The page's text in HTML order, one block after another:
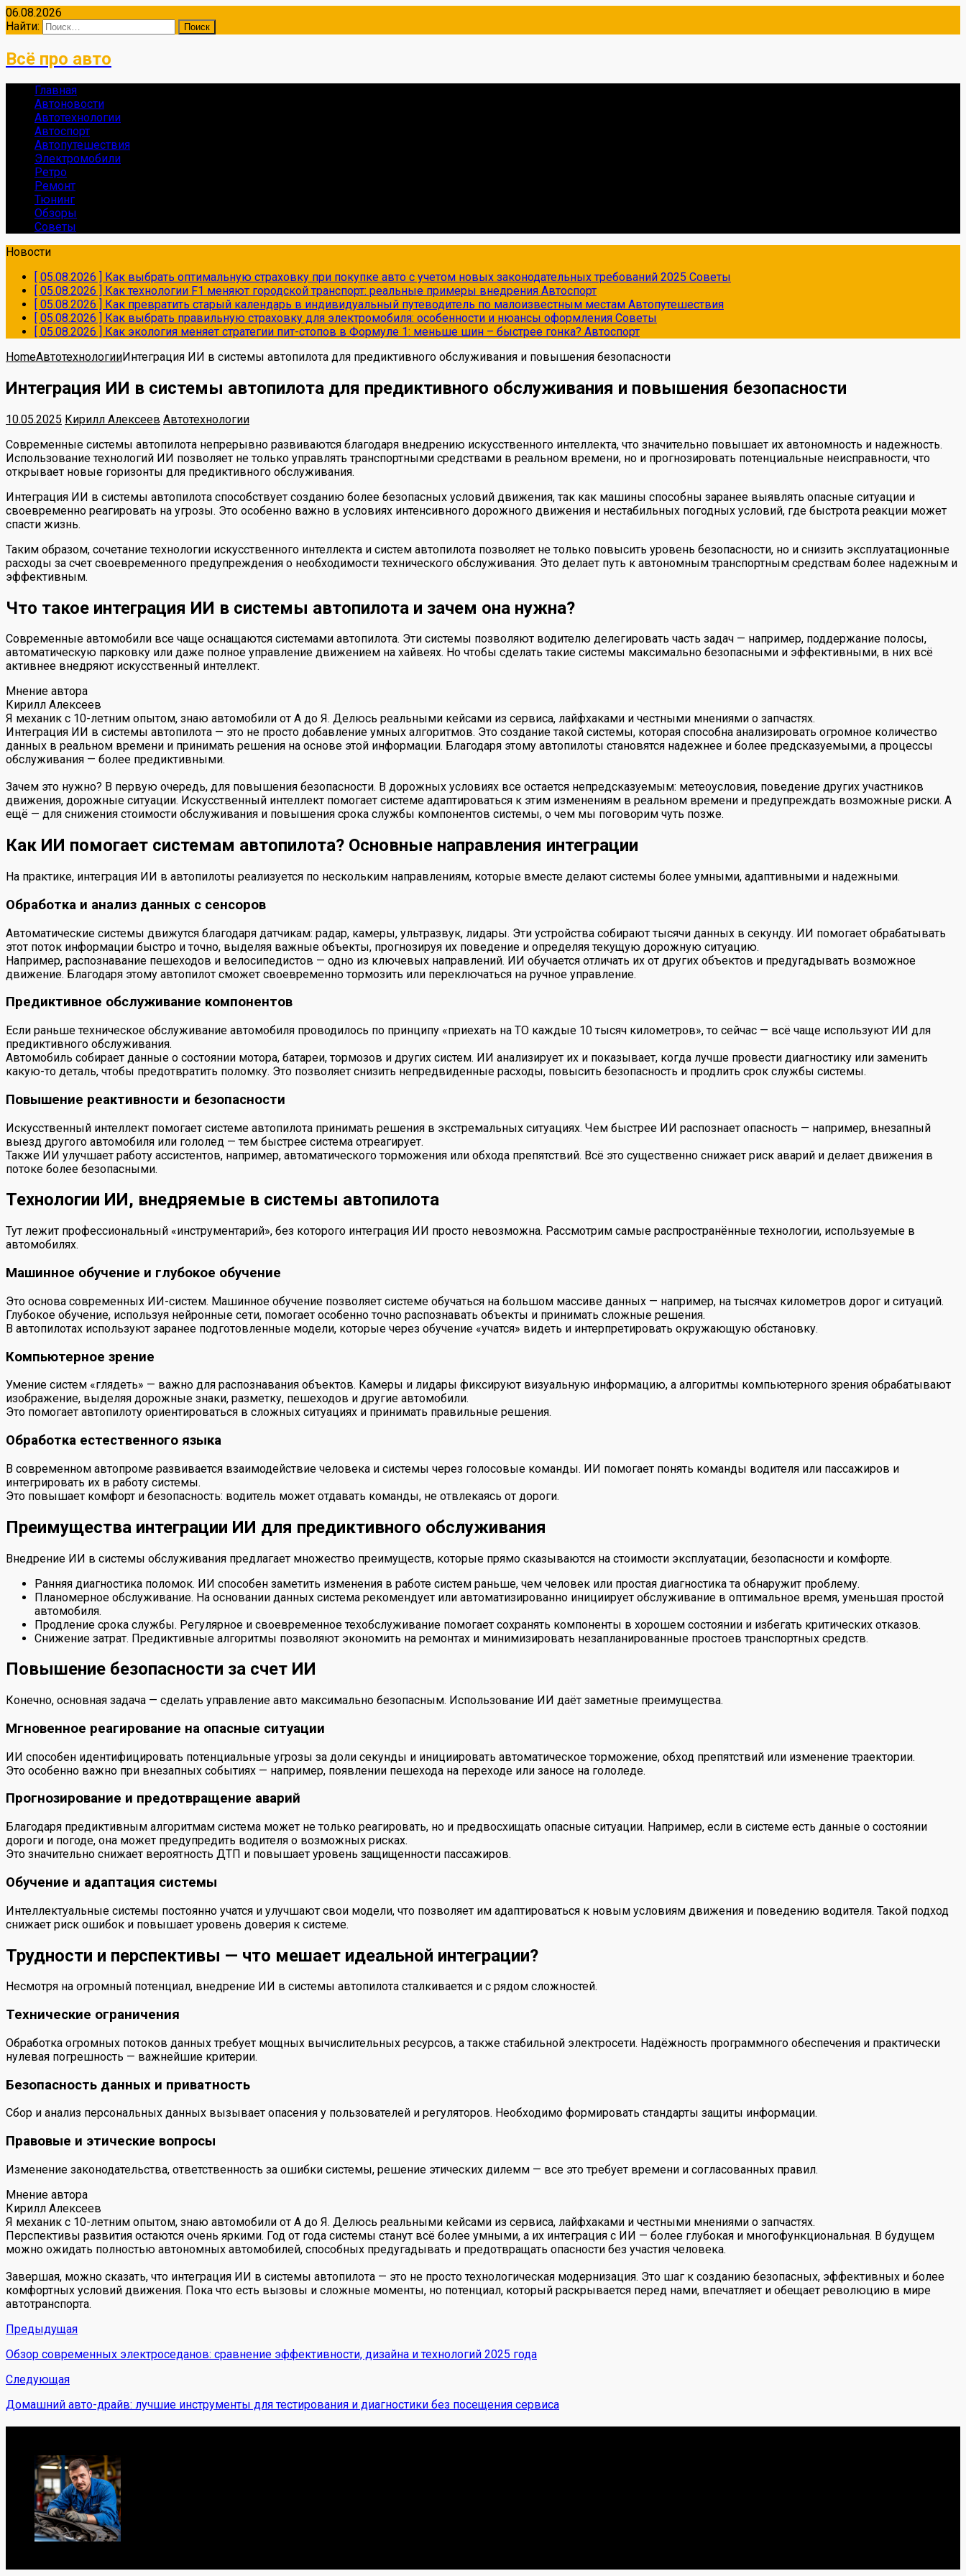
06.08.2026
Найти:
Всё про авто
Главная
Автоновости
Автотехнологии
Автоспорт
Автопутешествия
Электромобили
Ретро
Ремонт
Тюнинг
Обзоры
Советы
Новости
[ 05.08.2026 ] Как выбрать оптимальную страховку при покупке авто с учетом новых законодательных требований 2025 Советы
[ 05.08.2026 ] Как технологии F1 меняют городской транспорт: реальные примеры внедрения Автоспорт
[ 05.08.2026 ] Как превратить старый календарь в индивидуальный путеводитель по малоизвестным местам Автопутешествия
[ 05.08.2026 ] Как выбрать правильную страховку для электромобиля: особенности и нюансы оформления Советы
[ 05.08.2026 ] Как экология меняет стратегии пит-стопов в Формуле 1: меньше шин – быстрее гонка? Автоспорт
HomeАвтотехнологииИнтеграция ИИ в системы автопилота для предиктивного обслуживания и повышения безопасности
Интеграция ИИ в системы автопилота для предиктивного обслуживания и повышения безопасности
10.05.2025 Кирилл Алексеев Автотехнологии
Современные системы автопилота непрерывно развиваются благодаря внедрению искусственного интеллекта, что значительно повышает их автономность и надежность.
Использование технологий ИИ позволяет не только управлять транспортными средствами в реальном времени, но и прогнозировать потенциальные неисправности, что
открывает новые горизонты для предиктивного обслуживания.
Интеграция ИИ в системы автопилота способствует созданию более безопасных условий движения, так как машины способны заранее выявлять опасные ситуации и
своевременно реагировать на угрозы. Это особенно важно в условиях интенсивного дорожного движения и нестабильных погодных условий, где быстрота реакции может
спасти жизнь.
Таким образом, сочетание технологии искусственного интеллекта и систем автопилота позволяет не только повысить уровень безопасности, но и снизить эксплуатационные
расходы за счет своевременного предупреждения о необходимости технического обслуживания. Это делает путь к автономным транспортным средствам более надежным и
эффективным.
Что такое интеграция ИИ в системы автопилота и зачем она нужна?
Современные автомобили все чаще оснащаются системами автопилота. Эти системы позволяют водителю делегировать часть задач — например, поддержание полосы,
автоматическую парковку или даже полное управление движением на хайвеях. Но чтобы сделать такие системы максимально безопасными и эффективными, в них всё
активнее внедряют искусственный интеллект.
Мнение автора
Кирилл Алексеев
Я механик с 10-летним опытом, знаю автомобили от А до Я. Делюсь реальными кейсами из сервиса, лайфхаками и честными мнениями о запчастях.
Интеграция ИИ в системы автопилота — это не просто добавление умных алгоритмов. Это создание такой системы, которая способна анализировать огромное количество
данных в реальном времени и принимать решения на основе этой информации. Благодаря этому автопилоты становятся надежнее и более предсказуемыми, а процессы
обслуживания — более предиктивными.
Зачем это нужно? В первую очередь, для повышения безопасности. В дорожных условиях все остается непредсказуемым: метеоусловия, поведение других участников
движения, дорожные ситуации. Искусственный интеллект помогает системе адаптироваться к этим изменениям в реальном времени и предупреждать возможные риски. А
ещё — для снижения стоимости обслуживания и повышения срока службы компонентов системы, о чем мы поговорим чуть позже.
Как ИИ помогает системам автопилота? Основные направления интеграции
На практике, интеграция ИИ в автопилоты реализуется по нескольким направлениям, которые вместе делают системы более умными, адаптивными и надежными.
Обработка и анализ данных с сенсоров
Автоматические системы движутся благодаря датчикам: радар, камеры, ультразвук, лидары. Эти устройства собирают тысячи данных в секунду. ИИ помогает обрабатывать
этот поток информации быстро и точно, выделяя важные объекты, прогнозируя их поведение и определяя текущую дорожную ситуацию.
Например, распознавание пешеходов и велосипедистов — одно из ключевых направлений. ИИ обучается отличать их от других объектов и предугадывать возможное
движение. Благодаря этому автопилот сможет своевременно тормозить или переключаться на ручное управление.
Предиктивное обслуживание компонентов
Если раньше техническое обслуживание автомобиля проводилось по принципу «приехать на ТО каждые 10 тысяч километров», то сейчас — всё чаще используют ИИ для
предиктивного обслуживания.
Автомобиль собирает данные о состоянии мотора, батареи, тормозов и других систем. ИИ анализирует их и показывает, когда лучше провести диагностику или заменить
какую-то деталь, чтобы предотвратить поломку. Это позволяет снизить непредвиденные расходы, повысить безопасность и продлить срок службы системы.
Повышение реактивности и безопасности
Искусственный интеллект помогает системе автопилота принимать решения в экстремальных ситуациях. Чем быстрее ИИ распознает опасность — например, внезапный
выезд другого автомобиля или гололед — тем быстрее система отреагирует.
Также ИИ улучшает работу ассистентов, например, автоматического торможения или обхода препятствий. Всё это существенно снижает риск аварий и делает движения в
потоке более безопасными.
Технологии ИИ, внедряемые в системы автопилота
Тут лежит профессиональный «инструментарий», без которого интеграция ИИ просто невозможна. Рассмотрим самые распространённые технологии, используемые в
автомобилях.
Машинное обучение и глубокое обучение
Это основа современных ИИ-систем. Машинное обучение позволяет системе обучаться на большом массиве данных — например, на тысячах километров дорог и ситуаций.
Глубокое обучение, используя нейронные сети, помогает особенно точно распознавать объекты и принимать сложные решения.
В автопилотах используют заранее подготовленные модели, которые через обучение «учатся» видеть и интерпретировать окружающую обстановку.
Компьютерное зрение
Умение систем «глядеть» — важно для распознавания объектов. Камеры и лидары фиксируют визуальную информацию, а алгоритмы компьютерного зрения обрабатывают
изображение, выделяя дорожные знаки, разметку, пешеходов и другие автомобили.
Это помогает автопилоту ориентироваться в сложных ситуациях и принимать правильные решения.
Обработка естественного языка
В современном автопроме развивается взаимодействие человека и системы через голосовые команды. ИИ помогает понять команды водителя или пассажиров и
интегрировать их в работу системы.
Это повышает комфорт и безопасность: водитель может отдавать команды, не отвлекаясь от дороги.
Преимущества интеграции ИИ для предиктивного обслуживания
Внедрение ИИ в системы обслуживания предлагает множество преимуществ, которые прямо сказываются на стоимости эксплуатации, безопасности и комфорте.
Ранняя диагностика поломок. ИИ способен заметить изменения в работе систем раньше, чем человек или простая диагностика та обнаружит проблему.
Планомерное обслуживание. На основании данных система рекомендует или автоматизированно инициирует обслуживание в оптимальное время, уменьшая простой
автомобиля.
Продление срока службы. Регулярное и своевременное техобслуживание помогает сохранять компоненты в хорошем состоянии и избегать критических отказов.
Снижение затрат. Предиктивные алгоритмы позволяют экономить на ремонтах и минимизировать незапланированные простоев транспортных средств.
Повышение безопасности за счет ИИ
Конечно, основная задача — сделать управление авто максимально безопасным. Использование ИИ даёт заметные преимущества.
Мгновенное реагирование на опасные ситуации
ИИ способен идентифицировать потенциальные угрозы за доли секунды и инициировать автоматическое торможение, обход препятствий или изменение траектории.
Это особенно важно при внезапных событиях — например, появлении пешехода на переходе или заносе на гололеде.
Прогнозирование и предотвращение аварий
Благодаря предиктивным алгоритмам система может не только реагировать, но и предвосхищать опасные ситуации. Например, если в системе есть данные о состоянии
дороги и погоде, она может предупредить водителя о возможных рисках.
Это значительно снижает вероятность ДТП и повышает уровень защищенности пассажиров.
Обучение и адаптация системы
Интеллектуальные системы постоянно учатся и улучшают свои модели, что позволяет им адаптироваться к новым условиям движения и поведению водителя. Такой подход
снижает риск ошибок и повышает уровень доверия к системе.
Трудности и перспективы — что мешает идеальной интеграции?
Несмотря на огромный потенциал, внедрение ИИ в системы автопилота сталкивается и с рядом сложностей.
Технические ограничения
Обработка огромных потоков данных требует мощных вычислительных ресурсов, а также стабильной электросети. Надёжность программного обеспечения и практически
нулевая погрешность — важнейшие критерии.
Безопасность данных и приватность
Сбор и анализ персональных данных вызывает опасения у пользователей и регуляторов. Необходимо формировать стандарты защиты информации.
Правовые и этические вопросы
Изменение законодательства, ответственность за ошибки системы, решение этических дилемм — все это требует времени и согласованных правил.
Мнение автора
Кирилл Алексеев
Я механик с 10-летним опытом, знаю автомобили от А до Я. Делюсь реальными кейсами из сервиса, лайфхаками и честными мнениями о запчастях.
Перспективы развития остаются очень яркими. Год от года системы станут всё более умными, а их интеграция с ИИ — более глубокая и многофункциональная. В будущем
можно ожидать полностью автономных автомобилей, способных предугадывать и предотвращать опасности без участия человека.
Завершая, можно сказать, что интеграция ИИ в системы автопилота — это не просто технологическая модернизация. Это шаг к созданию безопасных, эффективных и более
комфортных условий движения. Пока что есть вызовы и сложные моменты, но потенциал, который раскрывается перед нами, впечатляет и обещает революцию в мире
автотранспорта.
Предыдущая
Обзор современных электроседанов: сравнение эффективности, дизайна и технологий 2025 года
Следующая
Домашний авто-драйв: лучшие инструменты для тестирования и диагностики без посещения сервиса